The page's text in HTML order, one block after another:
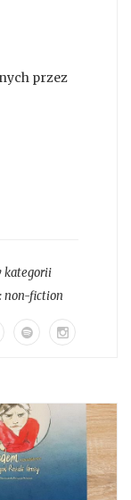
przez
kategorii
non-fiction